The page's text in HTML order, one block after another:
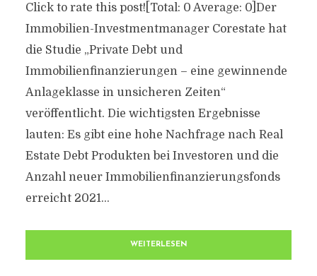
Click to rate this post![Total: 0 Average: 0]Der
Immobilien-Investmentmanager Corestate hat
die Studie „Private Debt und
Immobilienfinanzierungen – eine gewinnende
Anlageklasse in unsicheren Zeiten“
veröffentlicht. Die wichtigsten Ergebnisse
lauten: Es gibt eine hohe Nachfrage nach Real
Estate Debt Produkten bei Investoren und die
Anzahl neuer Immobilienfinanzierungsfonds
erreicht 2021...
WEITERLESEN